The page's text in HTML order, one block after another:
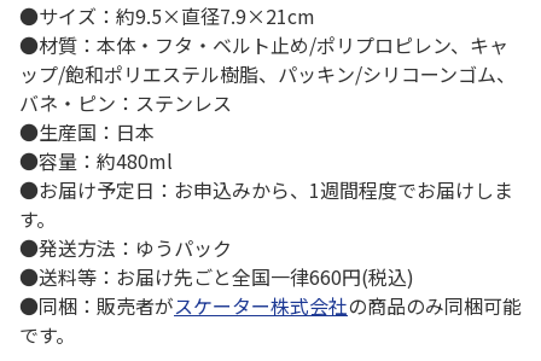
●サイズ：約9.5×直径7.9×21cm
●材質：本体・フタ・ベルト止め/ポリプロピレン、キャ
ップ/飽和ポリエステル樹脂、パッキン/シリコーンゴム、
バネ・ピン：ステンレス
●生産国：日本
●容量：約480ml
●お届け予定日：お申込みから、1週間程度でお届けしま
す。
●発送方法：ゆうパック
●送料等：お届け先ごと全国一律660円(税込)
●同梱：販売者がスケーター株式会社の商品のみ同梱可能
です。